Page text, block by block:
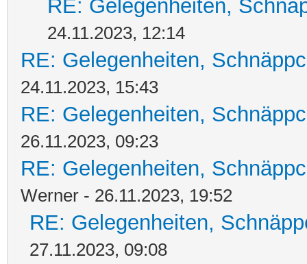
RE: Gelegenheiten,
24.11.2023, 12:14
RE: Gelegenheiten,
24.11.2023, 15:43
RE: Gelegenheiten,
26.11.2023, 09:23
RE: Gelegenheiten,
Werner - 26.11.2023, 19:52
RE: Gelegenheiten,
27.11.2023, 09:08